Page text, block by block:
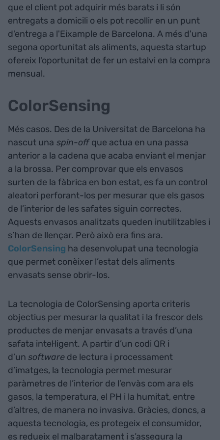
que el client pot adquirir més barats i li són
entregats a domicili o els pot recollir en un punt
d'entrega a l'Eixample de Barcelona. A més d'una
segona oportunitat als aliments, aquesta startup
ofereix l'oportunitat de fer un estalvi en la compra
mensual.
ColorSensing
Més casos. Des de la Universitat de Barcelona ha
nascut una spin-offque actua en una passa
anterior a la cadena que acaba enviant el menjar
a la brossa. Per comprovar que els envasos
surten de la fàbrica en bon estat, es fa un control
aleatori perforant-los per mesurar que els gasos
de l’interior de les safates siguin correctes.
Aquests envasos analitzats queden inutilitzables i
s’han de llençar. Però això era fins ara.
ColorSensing ha desenvolupat una tecnologia
que permet conèixer l’estat dels aliments
envasats sense obrir-los.
La tecnologia de ColorSensing aporta criteris
objectius per mesurar la qualitat i la frescor dels
productes de menjar envasats a través d’una
safata intel·ligent. A partir d’un codi QR i
d’un software de lectura i processament
d’imatges, la tecnologia permet mesurar
paràmetres de l’interior de l’envàs com ara els
gasos, la temperatura, el PH i la humitat, entre
d’altres, de manera no invasiva. Gràcies, doncs, a
aquesta tecnologia, es protegeix el consumidor,
es redueix el malbaratament i s’assegura la